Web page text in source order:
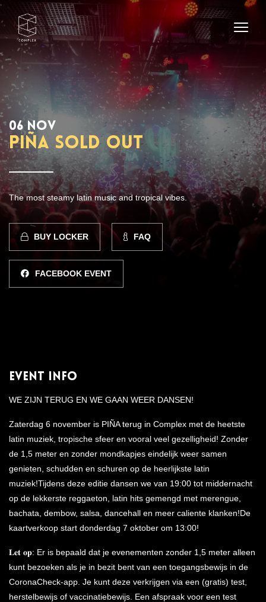
06 NOV
Piña SOLD OUT
The most steamy latin music and tropical vibes.
BUY LOCKER FAQ
FACEBOOK EVENT
Event Info
WE ZIJN TERUG EN WE GAAN WEER DANSEN!
Zaterdag 6 november is PIÑA terug in Complex met de heetste
latin muziek, tropische sfeer en vooral veel gezelligheid! Zonder
de 1,5 meter en zonder mondkapjes eindelijk weer samen
genieten, schudden en schuren op de heerlijkste latin
muziek!Tijdens deze editie dansen we van 19:00 tot middernacht
op de lekkerste reggaeton, latin hits gemengd met merengue,
bachata, dembow, salsa, dancehall en meer caliente klanken!De
kaartverkoop start donderdag 7 oktober om 13:00!
𝐋𝐞𝐭 𝐨𝐩: Er is bepaald dat je evenementen zonder 1,5 meter alleen
kunt bezoeken als je in bezit bent van een toegangsbewijs in de
CoronaCheck-app. Je kunt deze verkrijgen via een (gratis) test,
herstelbewijs of vaccinatiebewijs. Een afspraak voor een test